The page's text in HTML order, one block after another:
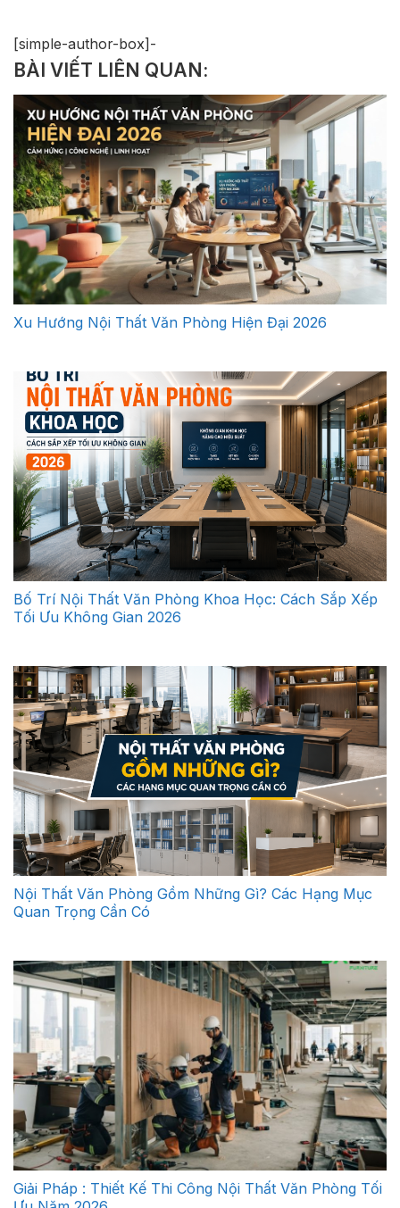
[simple-author-box]-
BÀI VIẾT LIÊN QUAN:
Xu Hướng Nội Thất Văn Phòng Hiện Đại 2026
Bố Trí Nội Thất Văn Phòng Khoa Học: Cách Sắp Xếp
Tối Ưu Không Gian 2026
Nội Thất Văn Phòng Gồm Những Gì? Các Hạng Mục
Quan Trọng Cần Có
Giải Pháp : Thiết Kế Thi Công Nội Thất Văn Phòng Tối